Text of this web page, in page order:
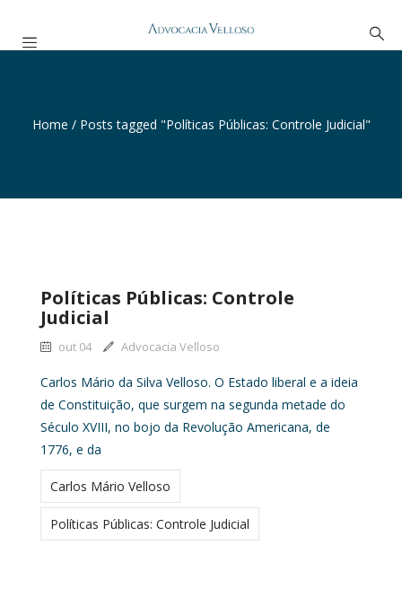
Home / Posts tagged "Políticas Públicas: Controle Judicial"
Políticas Públicas: Controle
Judicial
out 04 Advocacia Velloso
Carlos Mário da Silva Velloso. O Estado liberal e a ideia
de Constituição, que surgem na segunda metade do
Século XVIII, no bojo da Revolução Americana, de
1776, e da
Carlos Mário Velloso
Políticas Públicas: Controle Judicial